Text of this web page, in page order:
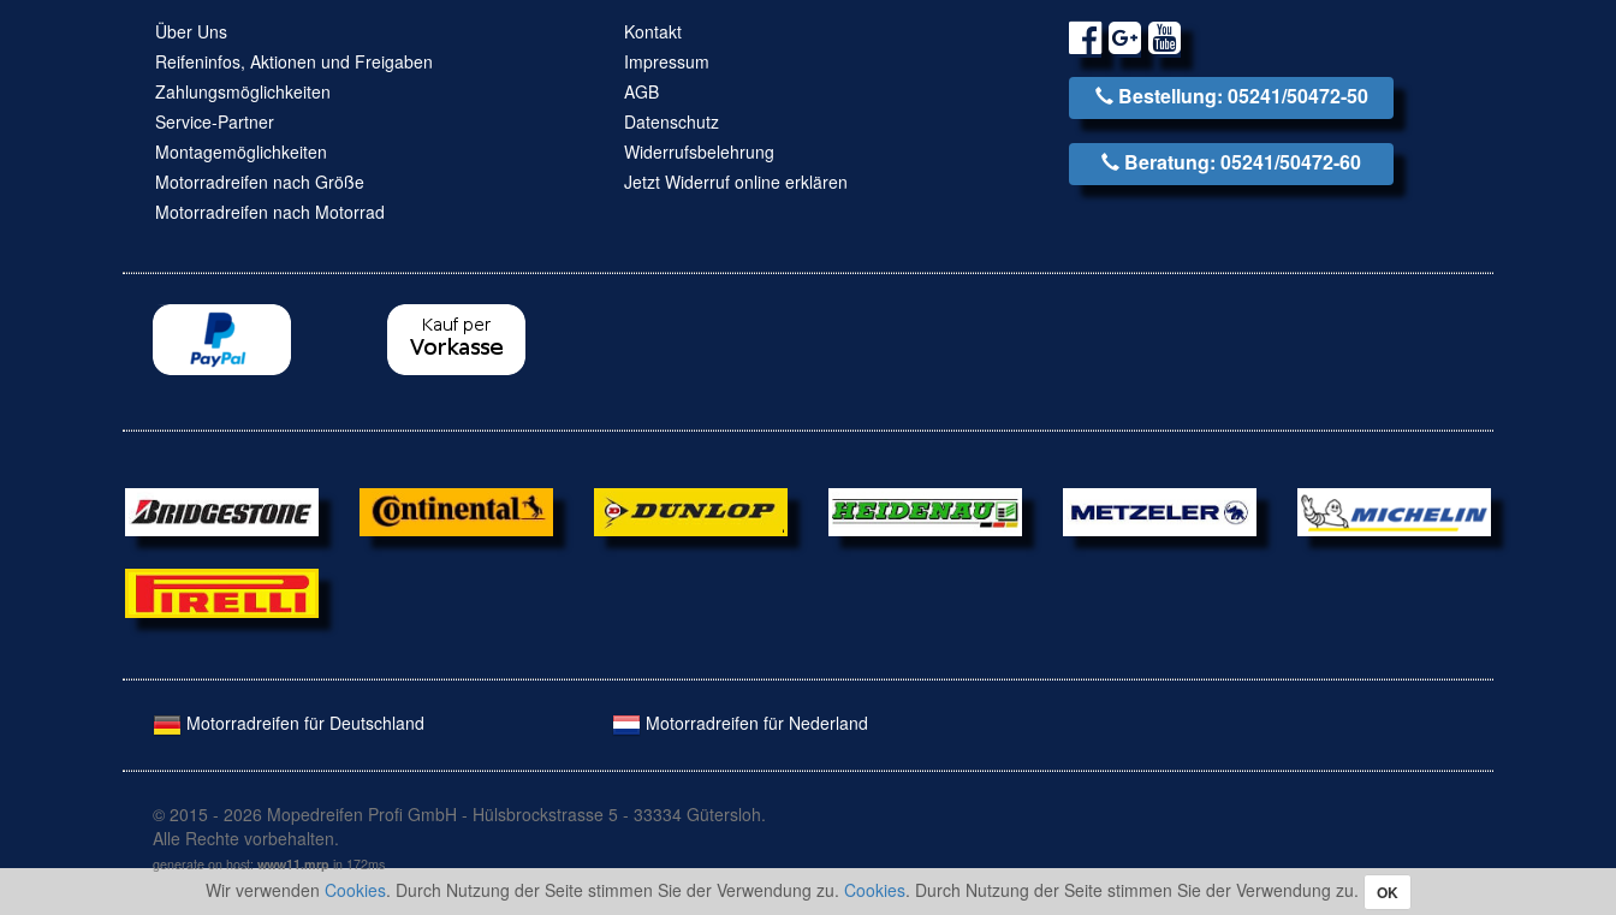
Wir verwenden Cookies. Durch Nutzung der Seite stimmen Sie der Verwendung zu. Cookies. Durch Nutzung der Seite stimmen Sie der Verwendung zu. OK
Über Uns
Reifeninfos, Aktionen und Freigaben
Zahlungsmöglichkeiten
Service-Partner
Montagemöglichkeiten
Motorradreifen nach Größe
Motorradreifen nach Motorrad
Kontakt
Impressum
AGB
Datenschutz
Widerrufsbelehrung
Jetzt Widerruf online erklären
Bestellung: 05241/50472-50
Beratung: 05241/50472-60
Motorradreifen für Deutschland Motorradreifen für Nederland
© 2015 - 2026 Mopedreifen Profi GmbH - Hülsbrockstrasse 5 - 33334 Gütersloh.
Alle Rechte vorbehalten.
generate on host:www11.mrpin 172ms